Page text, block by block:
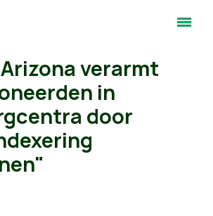
verarmt
in
door